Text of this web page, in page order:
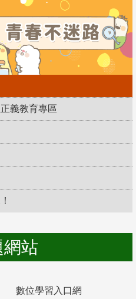
義教育專區
網站
數位學習入口網